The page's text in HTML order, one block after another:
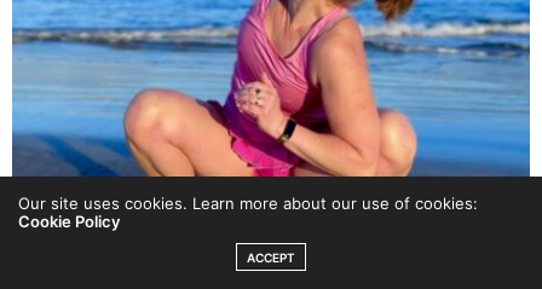
Our site uses cookies. Learn more about our use of cookies:
Cookie Policy
ACCEPT